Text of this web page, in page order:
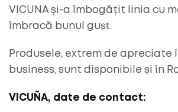
VICUNA și-a îmbogățit linia cu
îmbracă bunul gust.
Produsele, extrem de apreciate
business, sunt disponibile și în
VICUÑA, date de contact: